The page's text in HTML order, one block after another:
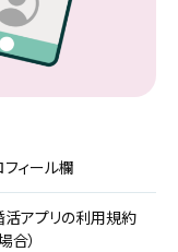
ィール欄
アプリの利用規約
合）